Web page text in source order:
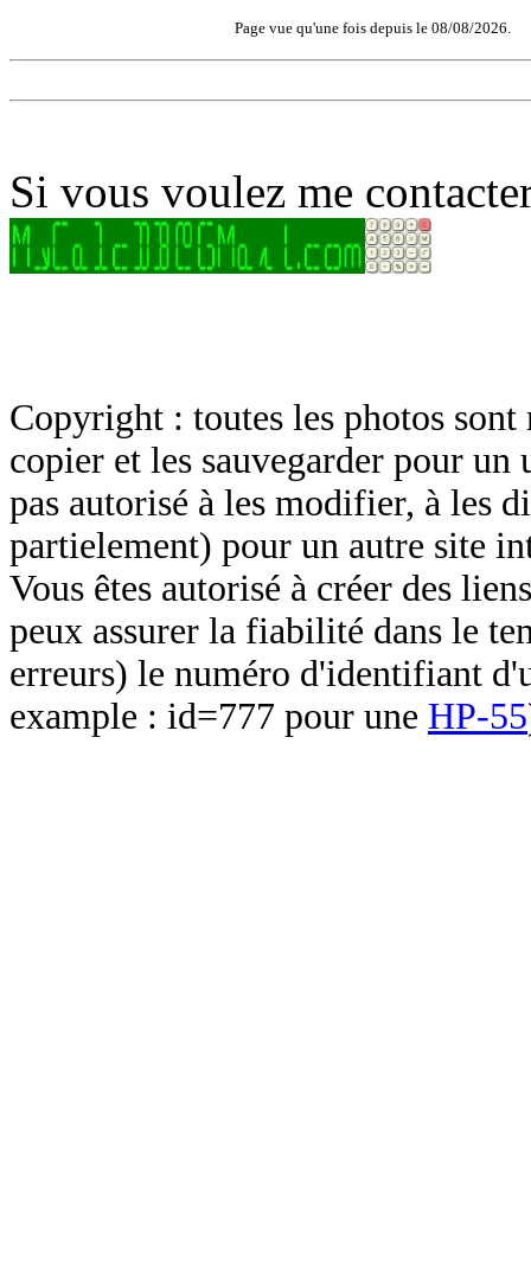
Page vue qu'une fois depuis le 08/08/2026.
Si vous voulez me
Copyright : toutes les photos sont
copier et les sauvegarder pour un
pas autorisé à les modifier, à les
partielement) pour un autre site
Vous êtes autorisé à créer des
peux assurer la fiabilité dans le
erreurs) le numéro d'identifiant
example : id=777 pour une HP-55